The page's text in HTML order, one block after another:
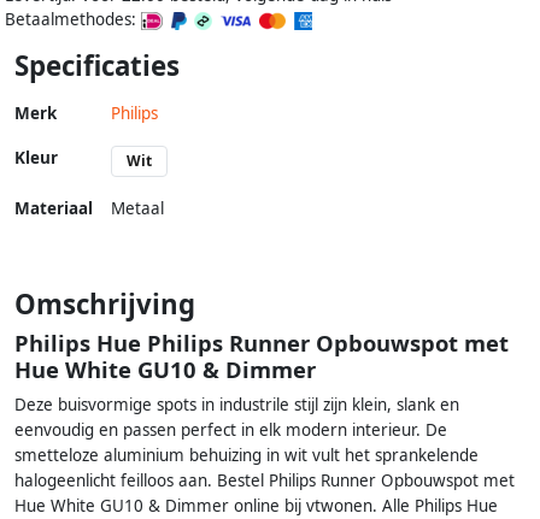
Betaalmethodes:
Specificaties
Merk Philips
Kleur Wit
Materiaal Metaal
Omschrijving
Philips Hue Philips Runner Opbouwspot met
Hue White GU10 & Dimmer
Deze buisvormige spots in industrile stijl zijn klein, slank en
eenvoudig en passen perfect in elk modern interieur. De
smetteloze aluminium behuizing in wit vult het sprankelende
halogeenlicht feilloos aan. Bestel Philips Runner Opbouwspot met
Hue White GU10 & Dimmer online bij vtwonen. Alle Philips Hue